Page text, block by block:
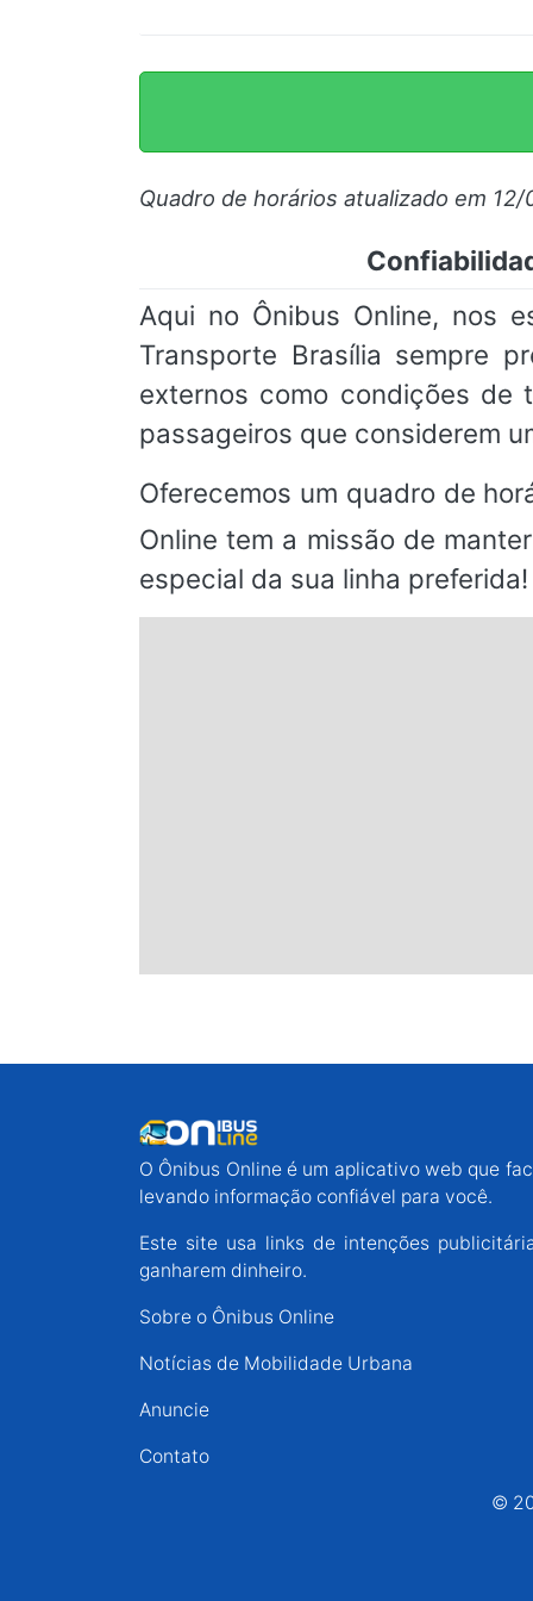
Quadro de horários atualizado em
Aqui no Ônibus Online, nos
Transporte Brasília sempre
externos como condições de
passageiros que considerem
Oferecemos um quadro de
Online tem a missão de
especial da sua linha preferida!
O Ônibus Online é um aplicativo web que
levando informação confiável para você.
Este site usa links de intenções
ganharem dinheiro.
Sobre o Ônibus Online
Notícias de Mobilidade Urbana
Anuncie
Contato
©